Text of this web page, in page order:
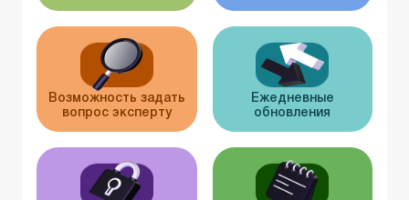
Возможность задать
вопрос эксперту
Ежедневные
обновления